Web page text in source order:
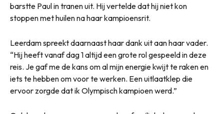
barstte Paul in tranen uit. Hij vertelde dat hij niet kon
stoppen met huilen na haar kampioensrit.
Leerdam spreekt daarnaast haar dank uit aan haar vader.
“Hij heeft vanaf dag 1 altijd een grote rol gespeeld in deze
reis. Je gaf me de kans om al mijn energie kwijt te raken en
iets te hebben om voor te werken. Een uitlaatklep die
ervoor zorgde dat ik Olympisch kampioen werd.”